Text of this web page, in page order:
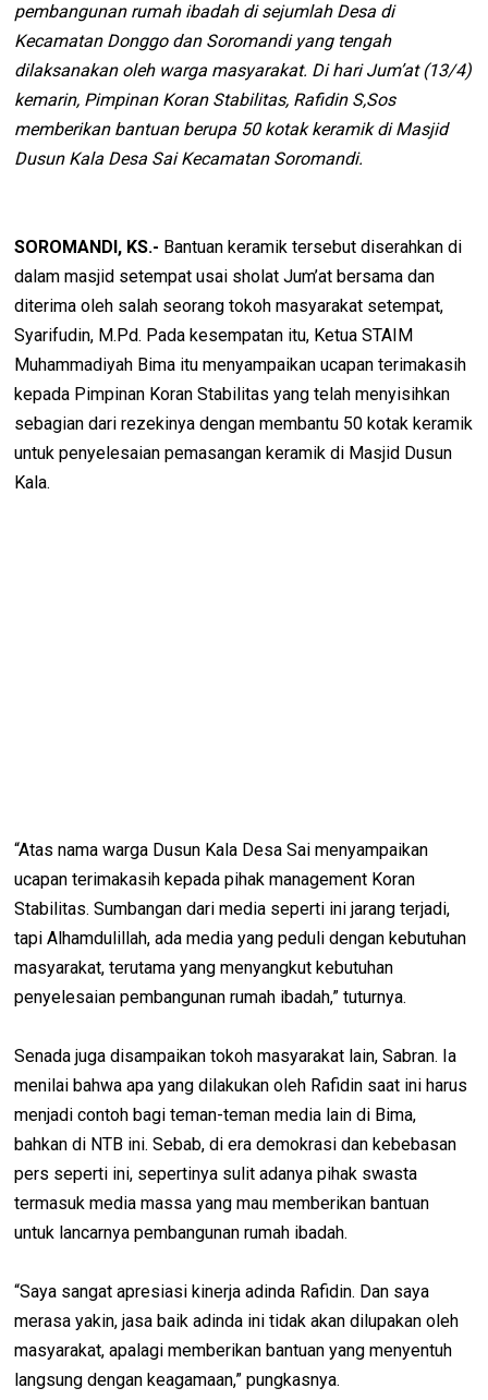
pembangunan rumah ibadah di sejumlah Desa di
Kecamatan Donggo dan Soromandi yang tengah
dilaksanakan oleh warga masyarakat. Di hari Jum’at (13/4)
kemarin, Pimpinan Koran Stabilitas, Rafidin S,Sos
memberikan bantuan berupa 50 kotak keramik di Masjid
Dusun Kala Desa Sai Kecamatan Soromandi.
SOROMANDI, KS.- Bantuan keramik tersebut diserahkan di
dalam masjid setempat usai sholat Jum’at bersama dan
diterima oleh salah seorang tokoh masyarakat setempat,
Syarifudin, M.Pd. Pada kesempatan itu, Ketua STAIM
Muhammadiyah Bima itu menyampaikan ucapan terimakasih
kepada Pimpinan Koran Stabilitas yang telah menyisihkan
sebagian dari rezekinya dengan membantu 50 kotak keramik
untuk penyelesaian pemasangan keramik di Masjid Dusun
Kala.
“Atas nama warga Dusun Kala Desa Sai menyampaikan
ucapan terimakasih kepada pihak management Koran
Stabilitas. Sumbangan dari media seperti ini jarang terjadi,
tapi Alhamdulillah, ada media yang peduli dengan kebutuhan
masyarakat, terutama yang menyangkut kebutuhan
penyelesaian pembangunan rumah ibadah,” tuturnya.
Senada juga disampaikan tokoh masyarakat lain, Sabran. Ia
menilai bahwa apa yang dilakukan oleh Rafidin saat ini harus
menjadi contoh bagi teman-teman media lain di Bima,
bahkan di NTB ini. Sebab, di era demokrasi dan kebebasan
pers seperti ini, sepertinya sulit adanya pihak swasta
termasuk media massa yang mau memberikan bantuan
untuk lancarnya pembangunan rumah ibadah.
“Saya sangat apresiasi kinerja adinda Rafidin. Dan saya
merasa yakin, jasa baik adinda ini tidak akan dilupakan oleh
masyarakat, apalagi memberikan bantuan yang menyentuh
langsung dengan keagamaan,” pungkasnya.